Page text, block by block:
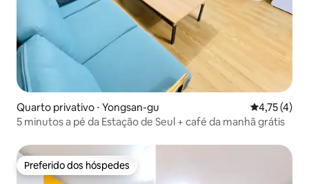
Quarto privativo ⋅ Yongsan-gu 4,75 de
4,75 (4)
5 minutos a pé da Estação de Seul + café da manhã grátis
Preferido dos hóspedes
Preferido dos hóspedes